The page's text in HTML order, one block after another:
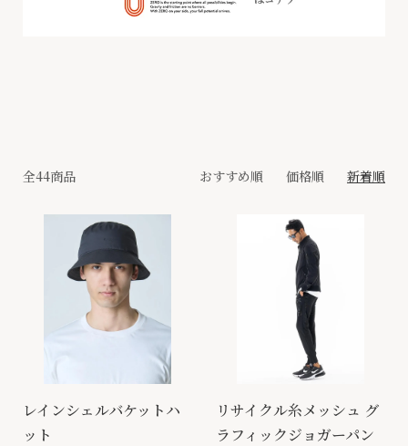
全44商品 おすすめ順 価格順 新着順
レインシェルバケットハ
ット
リサイクル糸メッシュ グ
ラフィックジョガーパン